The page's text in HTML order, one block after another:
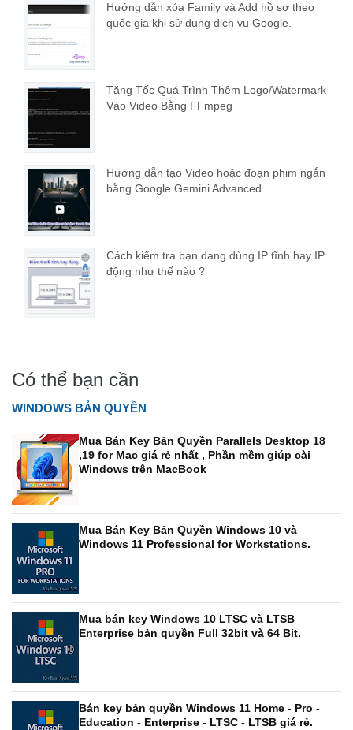
Hướng dẫn xóa Family và Add hồ sơ theo
quốc gia khi sử dụng dịch vụ Google.
Tăng Tốc Quá Trình Thêm Logo/Watermark
Vào Video Bằng FFmpeg
Hướng dẫn tạo Video hoặc đoạn phim ngắn
bằng Google Gemini Advanced.
Cách kiểm tra bạn dang dùng IP tĩnh hay IP
động như thế nào ?
Có thể bạn cần
WINDOWS BẢN QUYỀN
Mua Bán Key Bản Quyền Parallels Desktop 18
,19 for Mac giá rẻ nhất , Phần mềm giúp cài
Windows trên MacBook
Mua Bán Key Bản Quyền Windows 10 và
Windows 11 Professional for Workstations.
Mua bán key Windows 10 LTSC và LTSB
Enterprise bản quyền Full 32bit và 64 Bit.
Bán key bản quyền Windows 11 Home - Pro -
Education - Enterprise - LTSC - LTSB giá rẻ.